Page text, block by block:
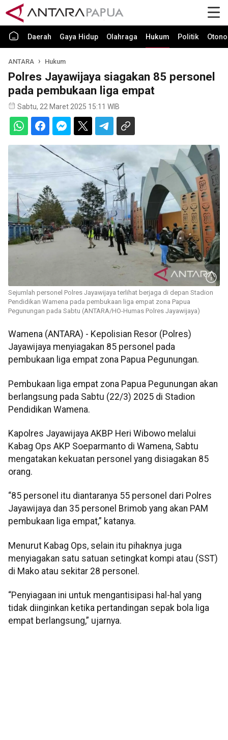
Daerah Gaya Hidup Olahraga Hukum Politik
ANTARA Hukum
Polres Jayawijaya siagakan 85 personel
pada pembukaan liga empat
Sabtu, 22 Maret 2025 15:11 WIB
Sejumlah personel Polres Jayawijaya terlihat berjaga di depan Stadion
Pendidikan Wamena pada pembukaan liga empat zona Papua
Pegunungan pada Sabtu (ANTARA/HO-Humas Polres Jayawijaya)
Wamena (ANTARA) - Kepolisian Resor (Polres)
Jayawijaya menyiagakan 85 personel pada
pembukaan liga empat zona Papua Pegunungan.
Pembukaan liga empat zona Papua Pegunungan akan
berlangsung pada Sabtu (22/3) 2025 di Stadion
Pendidikan Wamena.
Kapolres Jayawijaya AKBP Heri Wibowo melalui
Kabag Ops AKP Soeparmanto di Wamena, Sabtu
mengatakan kekuatan personel yang disiagakan 85
orang.
“85 personel itu diantaranya 55 personel dari Polres
Jayawijaya dan 35 personel Brimob yang akan PAM
pembukaan liga empat,” katanya.
Menurut Kabag Ops, selain itu pihaknya juga
menyiagakan satu satuan setingkat kompi atau (SST)
di Mako atau sekitar 28 personel.
“Penyiagaan ini untuk mengantisipasi hal-hal yang
tidak diinginkan ketika pertandingan sepak bola liga
empat berlangsung,” ujarnya.